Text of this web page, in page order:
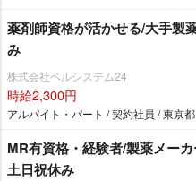
薬剤師資格が活かせる/大手製
み
株式会社ベルシステム24
時給2,300円
アルバイト・パート / 契約社員 / 東京都
MR有資格・経験者/製薬メー
土日祝休み